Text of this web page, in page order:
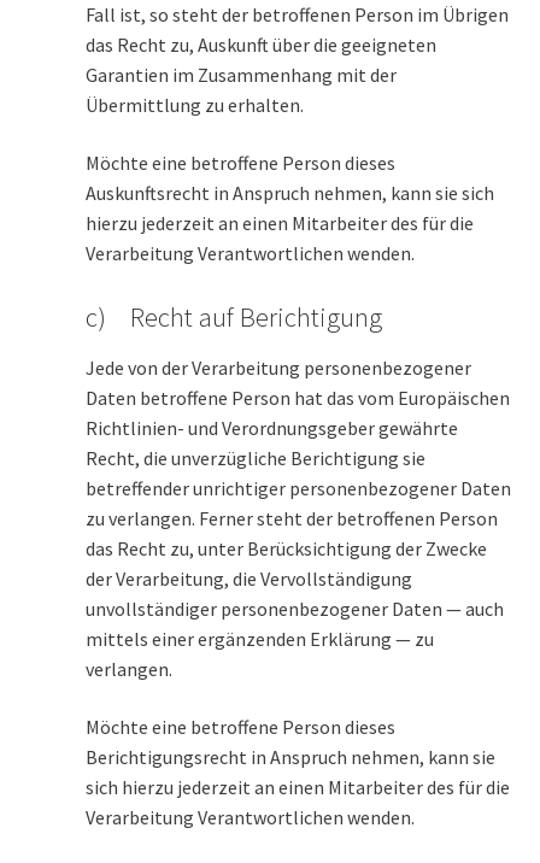
Fall ist, so steht der betroffenen Person im Übrigen
das Recht zu, Auskunft über die geeigneten
Garantien im Zusammenhang mit der
Übermittlung zu erhalten.
Möchte eine betroffene Person dieses
Auskunftsrecht in Anspruch nehmen, kann sie sich
hierzu jederzeit an einen Mitarbeiter des für die
Verarbeitung Verantwortlichen wenden.
c) Recht auf Berichtigung
Jede von der Verarbeitung personenbezogener
Daten betroffene Person hat das vom Europäischen
Richtlinien- und Verordnungsgeber gewährte
Recht, die unverzügliche Berichtigung sie
betreffender unrichtiger personenbezogener Daten
zu verlangen. Ferner steht der betroffenen Person
das Recht zu, unter Berücksichtigung der Zwecke
der Verarbeitung, die Vervollständigung
unvollständiger personenbezogener Daten — auch
mittels einer ergänzenden Erklärung — zu
verlangen.
Möchte eine betroffene Person dieses
Berichtigungsrecht in Anspruch nehmen, kann sie
sich hierzu jederzeit an einen Mitarbeiter des für die
Verarbeitung Verantwortlichen wenden.